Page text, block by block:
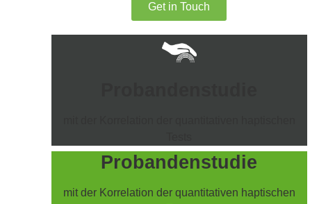
Get in Touch
Probandenstudie
mit der Korrelation der quantitativen haptischen